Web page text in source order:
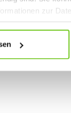
zur